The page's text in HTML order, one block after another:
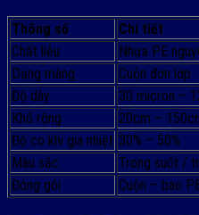
Thông số
Chi tiết
Chất liệu
Nhựa PE
Dạng màng
Cuộn đơn lớp
Độ dày
30 micron –
Khổ rộng
20cm –
Độ co khi gia nhiệt 30% – 50%
Màu sắc
Trong suốt /
Đóng gói
Cuộn – bao